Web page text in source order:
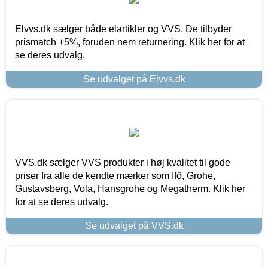
Elvvs.dk sælger både elartikler og VVS. De tilbyder
prismatch +5%, foruden nem returnering. Klik her for at
se deres udvalg.
Se udvalget på Elvvs.dk
VVS.dk sælger VVS produkter i høj kvalitet til gode
priser fra alle de kendte mærker som Ifö, Grohe,
Gustavsberg, Vola, Hansgrohe og Megatherm. Klik her
for at se deres udvalg.
Se udvalget på VVS.dk